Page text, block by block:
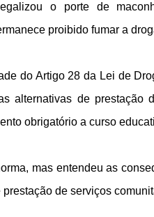
o porte de
proibido fumar a
do Artigo 28 da Lei de
alternativas de prestação
obrigatório a curso
mas entendeu as
de serviços